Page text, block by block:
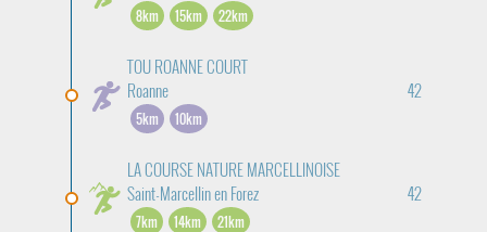
8km 15km 22km
TOU ROANNE COURT
Roanne
42
5km 10km
LA COURSE NATURE MARCELLINOISE
Saint-Marcellin en Forez
42
7km 14km 21km